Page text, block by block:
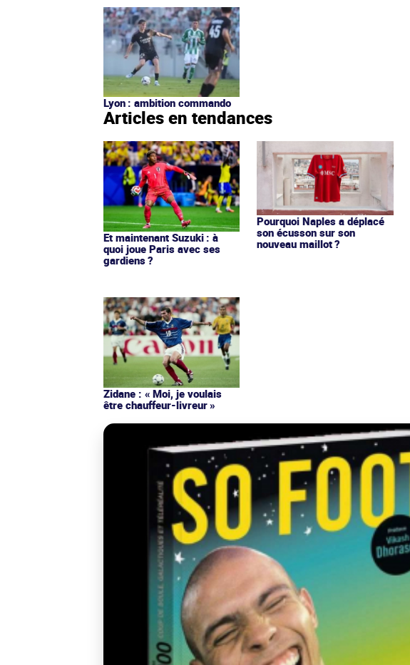
Lyon : ambition commando
Articles en tendances
Et maintenant Suzuki : à
quoi joue Paris avec ses
gardiens ?
Pourquoi Naples a déplacé
son écusson sur son
nouveau maillot ?
Zidane : « Moi, je voulais
être chauffeur-livreur »